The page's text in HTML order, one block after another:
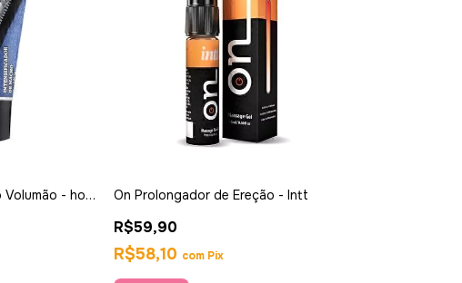
Volumão - hot
On Prolongador de Ereção - Intt
R$59,90
R$58,10 com Pix